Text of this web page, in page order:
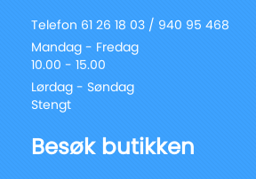
Telefon 61 26 18 03 / 940 95 468
Mandag - Fredag
10.00 - 15.00
Lørdag - Søndag
Stengt
Besøk butikken